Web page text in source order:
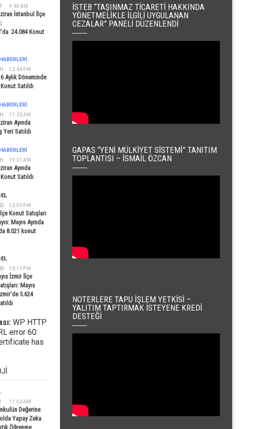
9:40 AM
İstanbul İlçe
24.084 Konut
12:44 PM
Aylık Döneminde
Satıldı
11:22 AM
Ayında
Yeri Satıldı
10:31 AM
Ayında
Satıldı
12:59 PM
Konut Satışları
Mayıs Ayında
8.021 konut
12:17 PM
İzmir İlçe
Mayıs
5.624
WP HTTP
error 60:
has
11:02 AM
Değerine
Yapay Zeka
Öğrenme
İSTEB “TAŞINMAZ TICARETI HAKKINDA
YÖNETMELIKLE İLGILI UYGULANAN
CEZALAR” PANELI DÜZENLENDI
GAPAS “YENI MÜLKIYET SISTEMI” TANITIM
TOPLANTISI – İSMAIL ÖZCAN
NOTERLERE TAPU İŞLEM YETKISI –
YALITIM TAPTIRMAK İSTEYENE KREDI
DESTEĞI